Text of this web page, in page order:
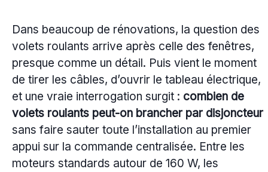
Dans beaucoup de rénovations, la question des
volets roulants arrive après celle des fenêtres,
presque comme un détail. Puis vient le moment
de tirer les câbles, d’ouvrir le tableau électrique,
et une vraie interrogation surgit : combien de
volets roulants peut-on brancher par disjoncteur
sans faire sauter toute l’installation au premier
appui sur la commande centralisée. Entre les
moteurs standards autour de 160 W, les